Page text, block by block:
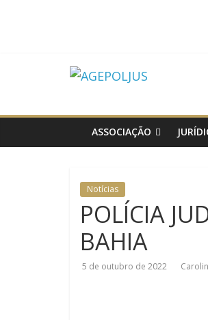
Associação
Nacional
dos
Judiciária
ASSOCIAÇÃO
Notícias
POLÍCIA
BAHIA
5 de outubro de 2022